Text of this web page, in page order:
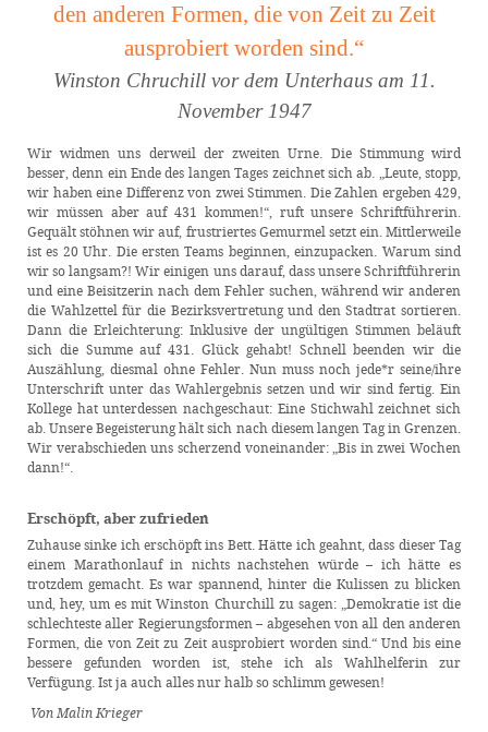
den anderen Formen, die von Zeit zu Zeit
ausprobiert worden sind.“
Winston Chruchill vor dem Unterhaus am 11.
November 1947
Wir widmen uns derweil der zweiten Urne. Die Stimmung wird
besser, denn ein Ende des langen Tages zeichnet sich ab. „Leute, stopp,
wir haben eine Differenz von zwei Stimmen. Die Zahlen ergeben 429,
wir müssen aber auf 431 kommen!“, ruft unsere Schriftführerin.
Gequält stöhnen wir auf, frustriertes Gemurmel setzt ein. Mittlerweile
ist es 20 Uhr. Die ersten Teams beginnen, einzupacken. Warum sind
wir so langsam?! Wir einigen uns darauf, dass unsere Schriftführerin
und eine Beisitzerin nach dem Fehler suchen, während wir anderen
die Wahlzettel für die Bezirksvertretung und den Stadtrat sortieren.
Dann die Erleichterung: Inklusive der ungültigen Stimmen beläuft
sich die Summe auf 431. Glück gehabt! Schnell beenden wir die
Auszählung, diesmal ohne Fehler. Nun muss noch jede*r seine/ihre
Unterschrift unter das Wahlergebnis setzen und wir sind fertig. Ein
Kollege hat unterdessen nachgeschaut: Eine Stichwahl zeichnet sich
ab. Unsere Begeisterung hält sich nach diesem langen Tag in Grenzen.
Wir verabschieden uns scherzend voneinander: „Bis in zwei Wochen
dann!“.
Erschöpft, aber zufrieden
Zuhause sinke ich erschöpft ins Bett. Hätte ich geahnt, dass dieser Tag
einem Marathonlauf in nichts nachstehen würde – ich hätte es
trotzdem gemacht. Es war spannend, hinter die Kulissen zu blicken
und, hey, um es mit Winston Churchill zu sagen: „Demokratie ist die
schlechteste aller Regierungsformen – abgesehen von all den anderen
Formen, die von Zeit zu Zeit ausprobiert worden sind.“ Und bis eine
bessere gefunden worden ist, stehe ich als Wahlhelferin zur
Verfügung. Ist ja auch alles nur halb so schlimm gewesen!
Von Malin Krieger